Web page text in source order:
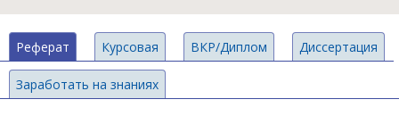
Реферат Курсовая ВКР/Диплом Диссертация
Заработать на знаниях